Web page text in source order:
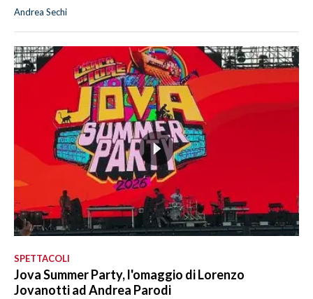
Andrea Sechi
SPETTACOLI
Jova Summer Party, l'omaggio di Lorenzo
Jovanotti ad Andrea Parodi